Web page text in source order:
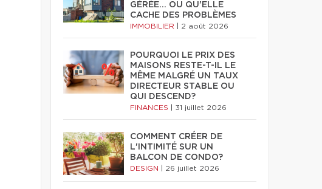
GÉRÉE… OU QU'ELLE
CACHE DES PROBLÈMES
IMMOBILIER 2 août 2026
POURQUOI LE PRIX DES
MAISONS RESTE-T-IL LE
MÊME MALGRÉ UN TAUX
DIRECTEUR STABLE OU
QUI DESCEND?
FINANCES 31 juillet 2026
COMMENT CRÉER DE
L'INTIMITÉ SUR UN
BALCON DE CONDO?
DESIGN 26 juillet 2026